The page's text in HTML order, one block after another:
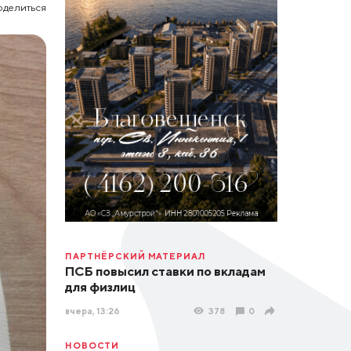
ПАРТНЁРСКИЙ МАТЕРИАЛ
ПСБ повысил ставки по вкладам
для физлиц
вчера, 13:26 378 0
НОВОСТИ